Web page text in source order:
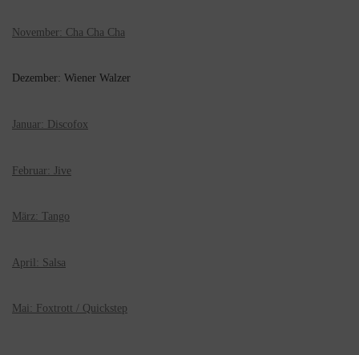
November: Cha Cha Cha
Dezember: Wiener Walzer
Januar: Discofox
Februar: Jive
März: Tango
April: Salsa
Mai: Foxtrott / Quickstep